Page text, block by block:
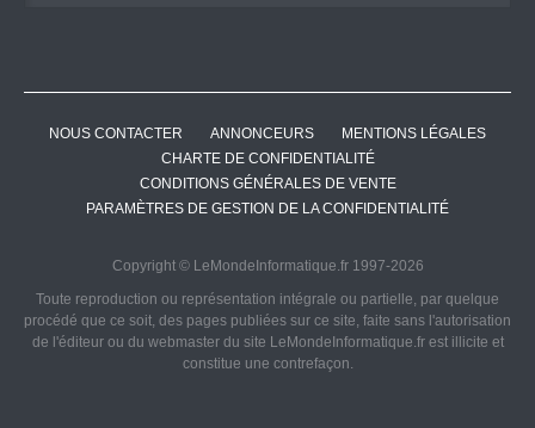
NOUS CONTACTER ANNONCEURS
MENTIONS LÉGALES
CHARTE DE CONFIDENTIALITÉ
CONDITIONS GÉNÉRALES DE VENTE
PARAMÈTRES DE GESTION DE LA CONFIDENTIALITÉ
Copyright © LeMondeInformatique.fr 1997-2026
Toute reproduction ou représentation intégrale ou partielle, par quelque
procédé que ce soit, des pages publiées sur ce site, faite sans l'autorisation
de l'éditeur ou du webmaster du site LeMondeInformatique.fr est illicite et
constitue une contrefaçon.